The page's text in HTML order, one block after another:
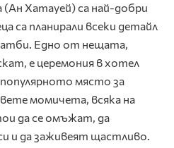
Хатауей) са най-добри
са планирали всеки детайл
Едно от нещата,
е церемония в хотел
място за
момичета, всяка на
да се омъжат, да
и да заживеят щастливо.